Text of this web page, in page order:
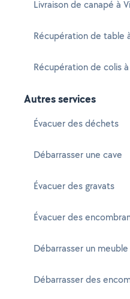
Livraison de canapé à
Récupération de table
Récupération de colis
Autres services
Évacuer des déchets
Débarrasser une cave
Évacuer des gravats
Évacuer des
Débarrasser un meuble
Débarrasser des